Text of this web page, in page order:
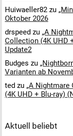
Huiwaeller82 zu
Oktober 2026
drspeed zu „A
Collection (4K UHD
Update2
Budges zu
Varianten ab
ted zu „A
(4K UHD + Blu-ray)
Aktuell beliebt